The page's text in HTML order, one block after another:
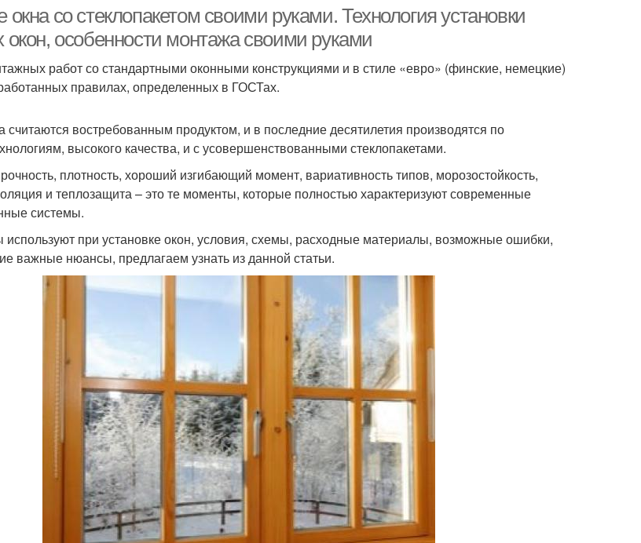
окнами
окно
Окно в домашних
условиях
Самодельные окна
со стеклопакетом своими руками. Технология установки
особенности монтажа своими руками
работ со стандартными оконными конструкциями и в стиле «евро» (финские, немецкие)
правилах, определенных в ГОСТах.
востребованным продуктом, и в последние десятилетия производятся по
высокого качества, и с усовершенствованными стеклопакетами.
плотность, хороший изгибающий момент, вариативность типов, морозостойкость,
и теплозащита – это те моменты, которые полностью характеризуют современные
системы.
используют при установке окон, условия, схемы, расходные материалы, возможные ошибки,
важные нюансы, предлагаем узнать из данной статьи.